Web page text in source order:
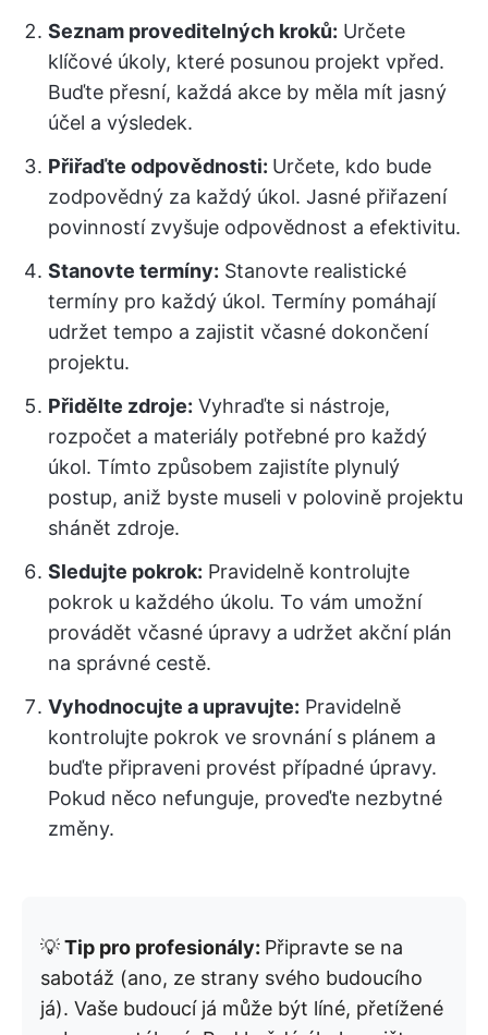
Seznam proveditelných kroků: Určete
klíčové úkoly, které posunou projekt vpřed.
Buďte přesní, každá akce by měla mít jasný
účel a výsledek.
Přiřaďte odpovědnosti: Určete, kdo bude
zodpovědný za každý úkol. Jasné přiřazení
povinností zvyšuje odpovědnost a efektivitu.
Stanovte termíny: Stanovte realistické
termíny pro každý úkol. Termíny pomáhají
udržet tempo a zajistit včasné dokončení
projektu.
Přidělte zdroje: Vyhraďte si nástroje,
rozpočet a materiály potřebné pro každý
úkol. Tímto způsobem zajistíte plynulý
postup, aniž byste museli v polovině projektu
shánět zdroje.
Sledujte pokrok: Pravidelně kontrolujte
pokrok u každého úkolu. To vám umožní
provádět včasné úpravy a udržet akční plán
na správné cestě.
Vyhodnocujte a upravujte: Pravidelně
kontrolujte pokrok ve srovnání s plánem a
buďte připraveni provést případné úpravy.
Pokud něco nefunguje, proveďte nezbytné
změny.
💡Tip pro profesionály: Připravte se na
sabotáž (ano, ze strany svého budoucího
já). Vaše budoucí já může být líné, přetížené